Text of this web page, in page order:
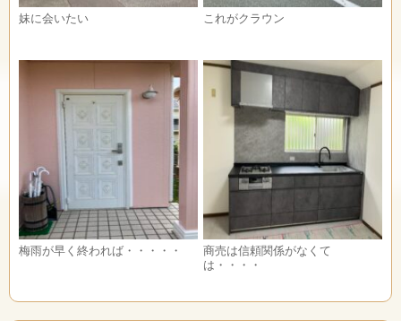
妹に会いたい これがクラウン
梅雨が早く終われば・・・・・
商売は信頼関係がなくて
は・・・・